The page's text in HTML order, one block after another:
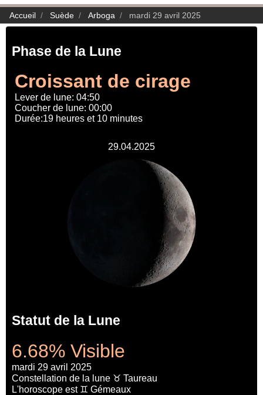
Accueil Suède Arboga mardi 29 avril 2025
Phase de la Lune
Croissant de cirage
Lever de lune: 04:50
Coucher de lune: 00:00
Durée:19 heures et 10 minutes
29.04.2025
Statut de la Lune
6.68% Visible
mardi 29 avril 2025
Constellation de la lune ♉ Taureau
L'horoscope est ♊ Gémeaux